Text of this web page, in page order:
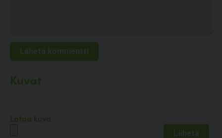
Kuvat
Lataa kuva